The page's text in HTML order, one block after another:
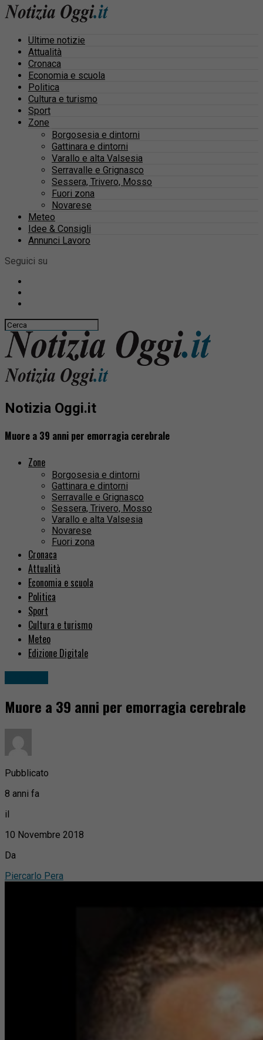
Ultime notizie
Attualità
Cronaca
Economia e scuola
Politica
Cultura e turismo
Sport
Zone
Borgosesia e dintorni
Gattinara e dintorni
Varallo e alta Valsesia
Serravalle e Grignasco
Sessera, Trivero, Mosso
Fuori zona
Novarese
Meteo
Idee & Consigli
Annunci Lavoro
Seguici su
Notizia Oggi.it
Muore a 39 anni per emorragia cerebrale
Zone
Borgosesia e dintorni
Gattinara e dintorni
Serravalle e Grignasco
Sessera, Trivero, Mosso
Varallo e alta Valsesia
Novarese
Fuori zona
Cronaca
Attualità
Economia e scuola
Politica
Sport
Cultura e turismo
Meteo
Edizione Digitale
Muore a 39 anni per emorragia cerebrale
Pubblicato
8 anni fa
il
10 Novembre 2018
Da
Piercarlo Pera